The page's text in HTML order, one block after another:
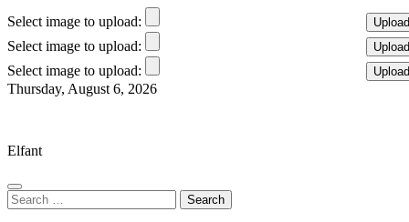
Select image to upload:
Select image to upload:
Select image to upload:
Skip
Thursday, August 6, 2026
Elfant
Search
for: